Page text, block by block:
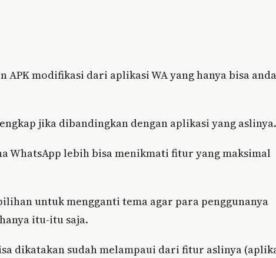
APK modifikasi dari aplikasi WA yang hanya bisa anda
jika dibandingkan dengan aplikasi yang aslinya.
WhatsApp lebih bisa menikmati fitur yang maksimal
untuk mengganti tema agar para penggunanya
itu-itu saja.
dikatakan sudah melampaui dari fitur aslinya